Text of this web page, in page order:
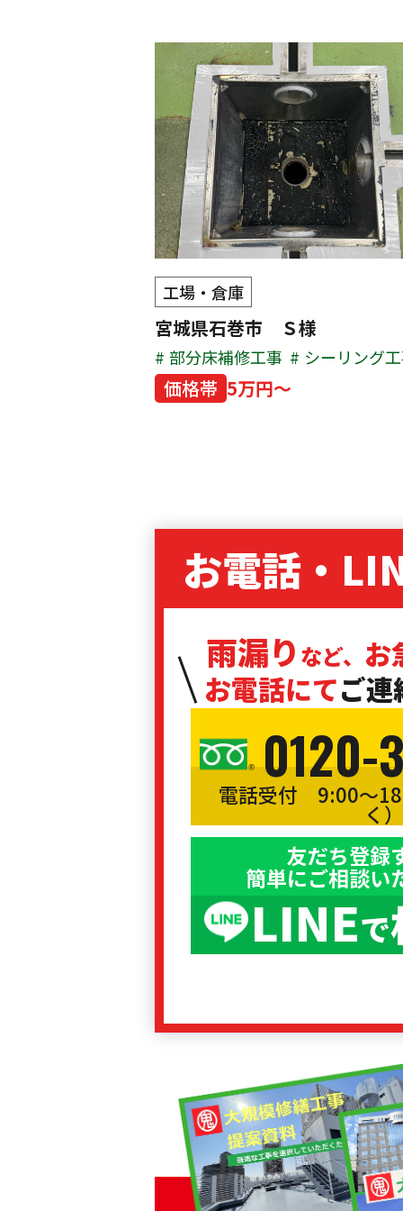
工場・倉庫
宮城県石巻市 Ｓ様
部分床補修工事 シーリング
価格帯 5万円～
お電話・
雨漏り など、 お
お電話にてご
0120-
電話受付 9:00〜
く）
友だち登録
簡単にご相談い
LINEで